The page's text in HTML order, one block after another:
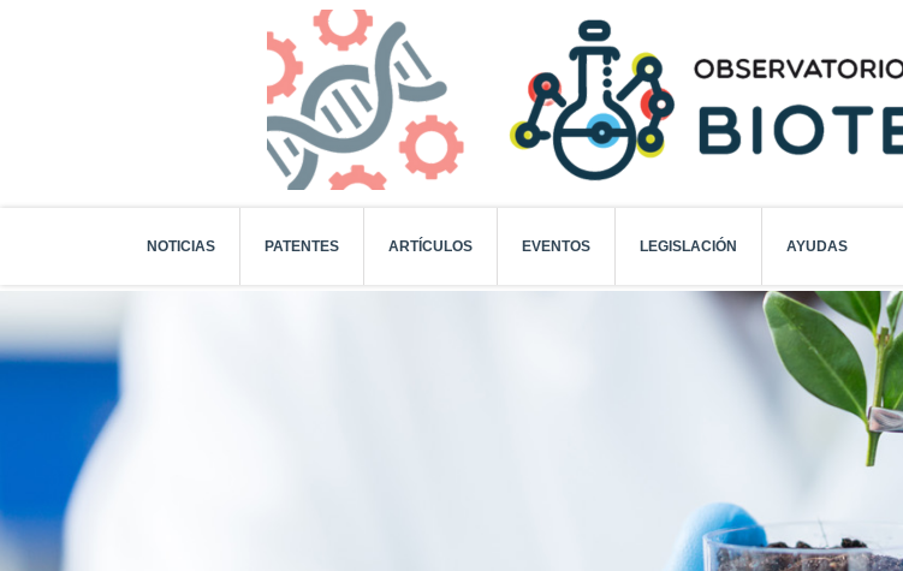
NOTICIAS PATENTES ARTÍCULOS EVENTOS LEGISLACIÓN AYUDAS